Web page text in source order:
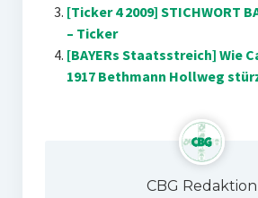
[Ticker 4 2009] STICHWORT
– Ticker
[BAYERs Staatsstreich] Wie
1917 Bethmann Hollweg
CBG Redaktion